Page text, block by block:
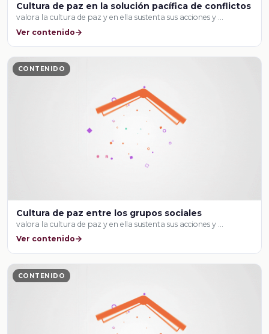
Cultura de paz en la solución pacífica de conflictos
valora la cultura de paz y en ella sustenta sus acciones y …
Ver contenido
CONTENIDO
Cultura de paz entre los grupos sociales
valora la cultura de paz y en ella sustenta sus acciones y …
Ver contenido
CONTENIDO